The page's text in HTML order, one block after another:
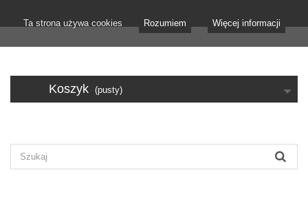
Ta strona używa cookies Rozumiem Więcej informacji
Koszyk (pusty)